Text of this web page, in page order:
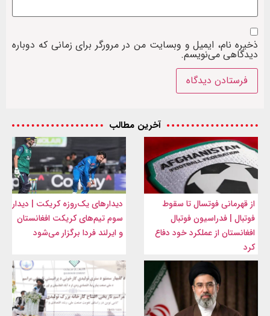
ذخیره نام، ایمیل و وبسایت من در مرورگر برای زمانی که دوباره
دیدگاهی می‌نویسم.
آخرین مطالب
از قهرمانی فوتسال تا سقوط
فوتبال | فدراسیون فوتبال
افغانستان از عملکرد خود دفاع
کرد
دیدارهای یک‌روزه کریکت | دیدار
سوم تیم‌های کریکت افغانستان
و ایرلند فردا برگزار می‌شود